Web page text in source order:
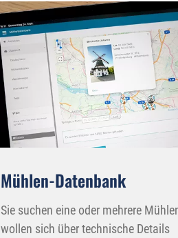
Mühlen-Datenbank
Sie suchen eine oder mehrere
wollen sich über technische Details